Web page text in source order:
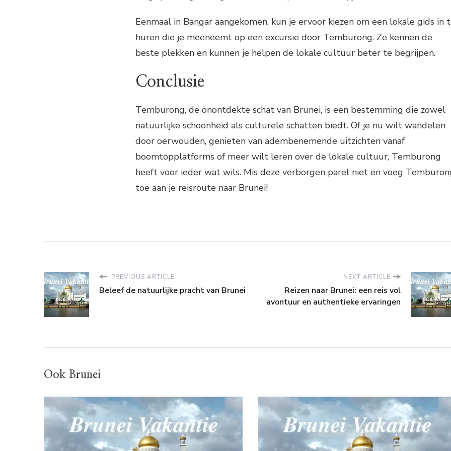
Eenmaal in Bangar aangekomen, kun je ervoor kiezen om een lokale gids in
huren die je meeneemt op een excursie door Temburong. Ze kennen de
beste plekken en kunnen je helpen de lokale cultuur beter te begrijpen.
Conclusie
Temburong, de onontdekte schat van Brunei, is een bestemming die zowel
natuurlijke schoonheid als culturele schatten biedt. Of je nu wilt wandelen
door oerwouden, genieten van adembenemende uitzichten vanaf
boomtopplatforms of meer wilt leren over de lokale cultuur, Temburong
heeft voor ieder wat wils. Mis deze verborgen parel niet en voeg
toe aan je reisroute naar Brunei!
PREVIOUS ARTICLE
Beleef de natuurlijke pracht van Brunei
NEXT ARTICLE
Reizen naar Brunei: een reis vol
avontuur en authentieke ervaringen
Ook Brunei